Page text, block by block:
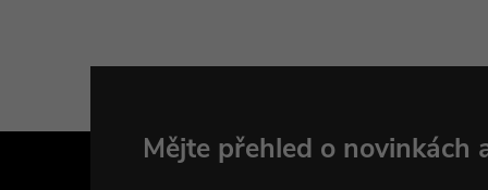
r
Mějte přehled o novinkách